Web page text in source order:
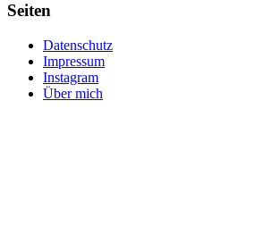
Seiten
Datenschutz
Impressum
Instagram
Über mich